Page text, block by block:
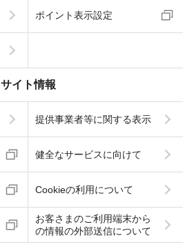
ポイント表示設定
サイト情報
提供事業者等に関する表示
健全なサービスに向けて
Cookieの利用について
お客さまのご利用端末から
の情報の外部送信について